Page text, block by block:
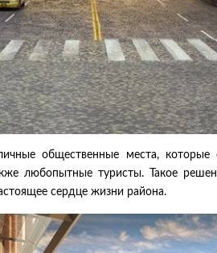
общественные места, которые
любопытные туристы. Такое
сердце жизни района.